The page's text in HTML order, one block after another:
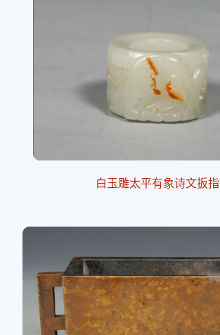
白玉雕太平有象诗文扳指